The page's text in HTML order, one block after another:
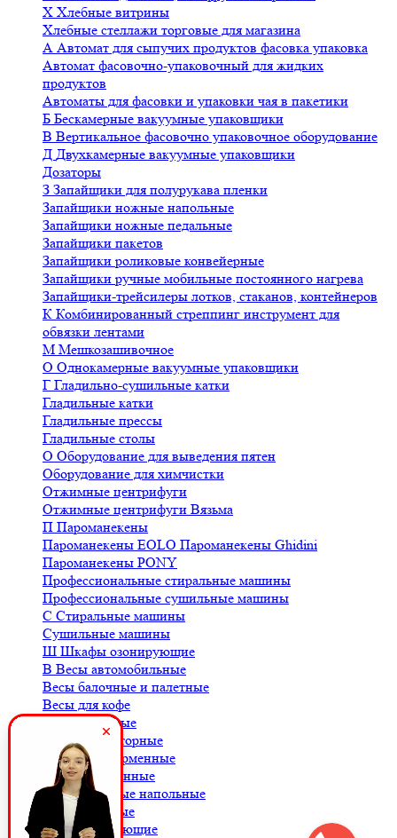
Х Хлебные витрины
Хлебные стеллажи торговые для магазина
А Автомат для сыпучих продуктов фасовка упаковка
Автомат фасовочно-упаковочный для жидких
продуктов
Автоматы для фасовки и упаковки чая в пакетики
Б Бескамерные вакуумные упаковщики
В Вертикальное фасовочно упаковочное оборудование
Д Двухкамерные вакуумные упаковщики
Дозаторы
З Запайщики для полурукава пленки
Запайщики ножные напольные
Запайщики ножные педальные
Запайщики пакетов
Запайщики роликовые конвейерные
Запайщики ручные мобильные постоянного нагрева
Запайщики-трейсилеры лотков, стаканов, контейнеров
К Комбинированный стреппинг инструмент для
обвязки лентами
М Мешкозашивочное
О Однокамерные вакуумные упаковщики
Г Гладильно-сушильные катки
Гладильные катки
Гладильные прессы
Гладильные столы
О Оборудование для выведения пятен
Оборудование для химчистки
Отжимные центрифуги
Отжимные центрифуги Вязьма
П Пароманекены
Пароманекены EOLO Пароманекены Ghidini
Пароманекены PONY
Профессиональные стиральные машины
Профессиональные сушильные машины
С Стиральные машины
Сушильные машины
Ш Шкафы озонирующие
В Весы автомобильные
Весы балочные и палетные
Весы для кофе
Весы крановые
Весы лабораторные
Весы платформенные
Весы порционные
Весы товарные напольные
Весы торговые
ККомплектующие